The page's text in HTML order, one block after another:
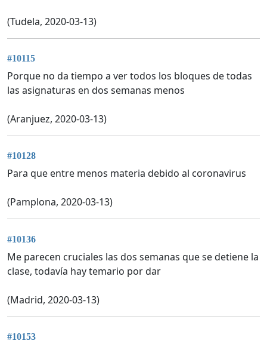
(Tudela, 2020-03-13)
#10115
Porque no da tiempo a ver todos los bloques de todas
las asignaturas en dos semanas menos
(Aranjuez, 2020-03-13)
#10128
Para que entre menos materia debido al coronavirus
(Pamplona, 2020-03-13)
#10136
Me parecen cruciales las dos semanas que se detiene la
clase, todavía hay temario por dar
(Madrid, 2020-03-13)
#10153